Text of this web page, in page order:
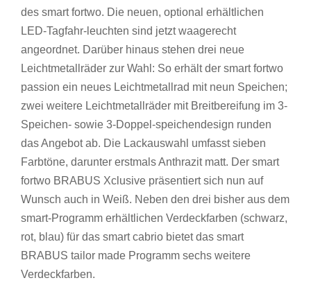
des smart fortwo. Die neuen, optional erhältlichen
LED-Tagfahr-leuchten sind jetzt waagerecht
angeordnet. Darüber hinaus stehen drei neue
Leichtmetallräder zur Wahl: So erhält der smart fortwo
passion ein neues Leichtmetallrad mit neun Speichen;
zwei weitere Leichtmetallräder mit Breitbereifung im 3-
Speichen- sowie 3-Doppel-speichendesign runden
das Angebot ab. Die Lackauswahl umfasst sieben
Farbtöne, darunter erstmals Anthrazit matt. Der smart
fortwo BRABUS Xclusive präsentiert sich nun auf
Wunsch auch in Weiß. Neben den drei bisher aus dem
smart-Programm erhältlichen Verdeckfarben (schwarz,
rot, blau) für das smart cabrio bietet das smart
BRABUS tailor made Programm sechs weitere
Verdeckfarben.